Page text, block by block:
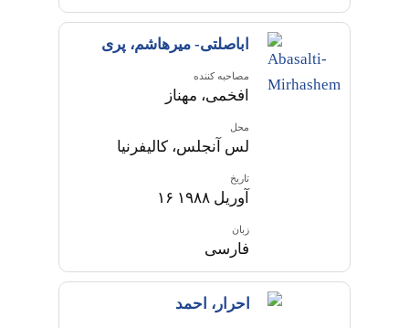
اباصلتی- میرهاشم، پری
مصاحبه کننده
افخمی، مهناز
محل
لس آنجلس، کالیفرنیا
تاریخ
۱۶ آوریل ۱۹۸۸
زبان
فارسی
احرار، احمد